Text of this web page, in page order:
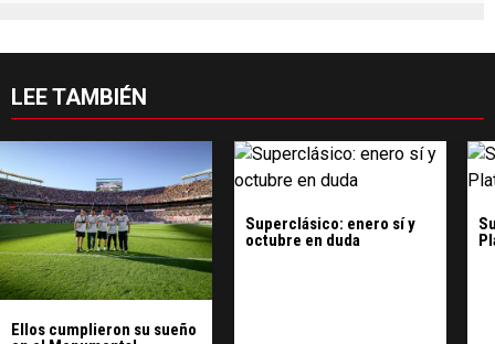
LEE TAMBIÉN
Ellos cumplieron su sueño
Superclásico: enero sí y
octubre en duda